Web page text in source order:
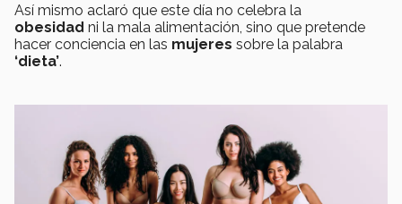
Así mismo aclaró que este día no celebra la
obesidad ni la mala alimentación, sino que pretende
hacer conciencia en las mujeres sobre la palabra
‘dieta’.